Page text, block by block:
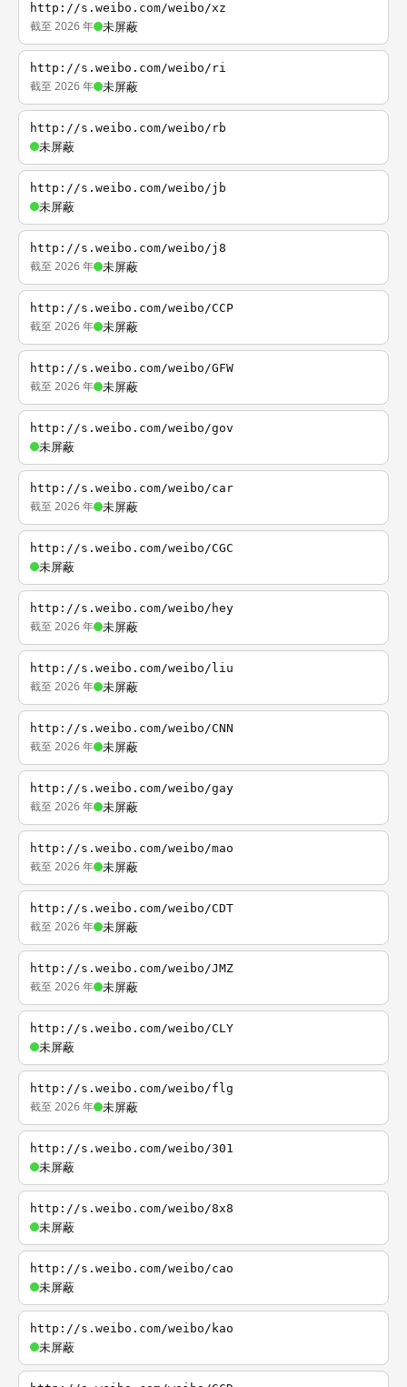
http://s.weibo.com/weibo/xz
截至 2026 年 未屏蔽
http://s.weibo.com/weibo/ri
截至 2026 年 未屏蔽
http://s.weibo.com/weibo/rb
未屏蔽
http://s.weibo.com/weibo/jb
未屏蔽
http://s.weibo.com/weibo/j8
截至 2026 年 未屏蔽
http://s.weibo.com/weibo/CCP
截至 2026 年 未屏蔽
http://s.weibo.com/weibo/GFW
截至 2026 年 未屏蔽
http://s.weibo.com/weibo/gov
未屏蔽
http://s.weibo.com/weibo/car
截至 2026 年 未屏蔽
http://s.weibo.com/weibo/CGC
未屏蔽
http://s.weibo.com/weibo/hey
截至 2026 年 未屏蔽
http://s.weibo.com/weibo/liu
截至 2026 年 未屏蔽
http://s.weibo.com/weibo/CNN
截至 2026 年 未屏蔽
http://s.weibo.com/weibo/gay
截至 2026 年 未屏蔽
http://s.weibo.com/weibo/mao
截至 2026 年 未屏蔽
http://s.weibo.com/weibo/CDT
截至 2026 年 未屏蔽
http://s.weibo.com/weibo/JMZ
截至 2026 年 未屏蔽
http://s.weibo.com/weibo/CLY
未屏蔽
http://s.weibo.com/weibo/flg
截至 2026 年 未屏蔽
http://s.weibo.com/weibo/301
未屏蔽
http://s.weibo.com/weibo/8x8
未屏蔽
http://s.weibo.com/weibo/cao
未屏蔽
http://s.weibo.com/weibo/kao
未屏蔽